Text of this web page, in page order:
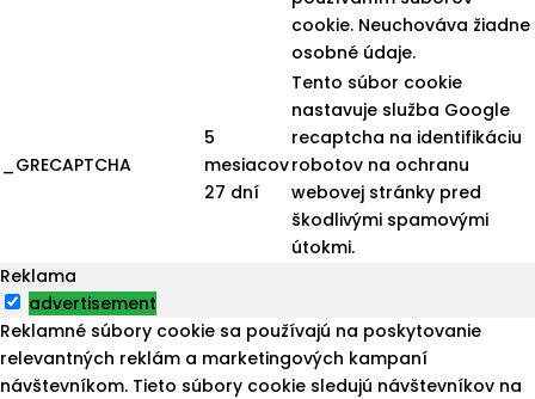
cookie. Neuchováva žiadne
osobné údaje.
_GRECAPTCHA
5
mesiacov
27 dní
Tento súbor cookie
nastavuje služba Google
recaptcha na identifikáciu
robotov na ochranu
webovej stránky pred
škodlivými spamovými
útokmi.
Reklama
advertisement
Reklamné súbory cookie sa používajú na poskytovanie
relevantných reklám a marketingových kampaní
návštevníkom. Tieto súbory cookie sledujú návštevníkov na